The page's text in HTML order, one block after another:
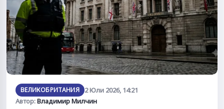
ВЕЛИКОБРИТАНИЯ
2 Юли 2026, 14:21
Автор:Владимир Милчин